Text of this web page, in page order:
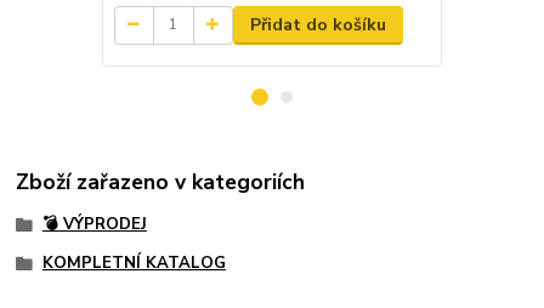
Přidat do košíku
Zboží zařazeno v kategoriích
💣 VÝPRODEJ
KOMPLETNÍ KATALOG